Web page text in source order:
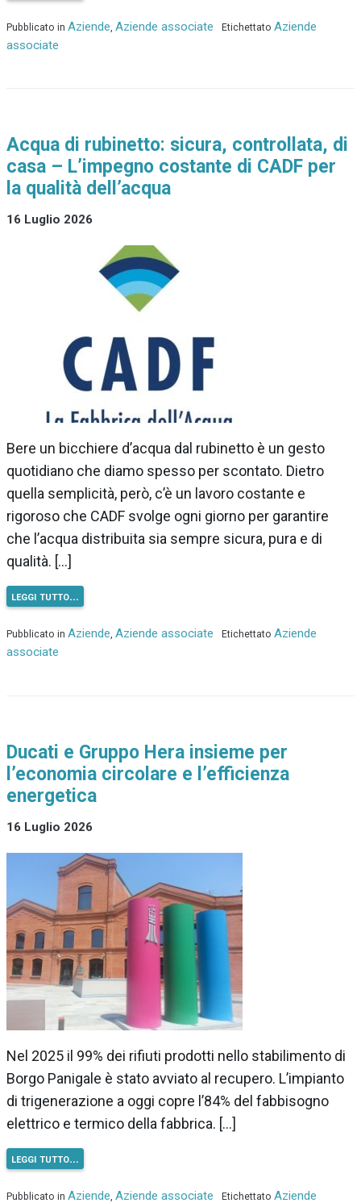
Pubblicato in Aziende Aziende associate Etichettato Aziende
associate
Acqua di rubinetto: sicura, controllata, di
casa – L’impegno costante di CADF per
la qualità dell’acqua
16 Luglio 2026
Bere un bicchiere d’acqua dal rubinetto è un gesto
quotidiano che diamo spesso per scontato. Dietro
quella semplicità, però, c’è un lavoro costante e
rigoroso che CADF svolge ogni giorno per garantire
che l’acqua distribuita sia sempre sicura, pura e di
qualità. […]
leggi tutto…
Pubblicato in Aziende, Aziende associate Etichettato Aziende
associate
Ducati e Gruppo Hera insieme per
l’economia circolare e l’efficienza
energetica
16 Luglio 2026
Nel 2025 il 99% dei rifiuti prodotti nello stabilimento di
Borgo Panigale è stato avviato al recupero. L’impianto
di trigenerazione a oggi copre l’84% del fabbisogno
elettrico e termico della fabbrica. […]
leggi tutto…
Pubblicato in Aziende Aziende associate Etichettato Aziende